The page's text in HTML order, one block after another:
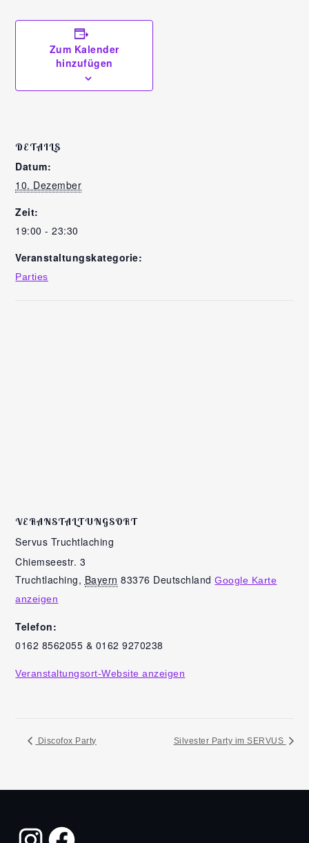
Zum Kalender
hinzufügen
DETAILS
Datum:
10. Dezember
Zeit:
19:00 - 23:30
Veranstaltungskategorie:
Parties
VERANSTALTUNGSORT
Servus Truchtlaching
Chiemseestr. 3
Truchtlaching, Bayern 83376 Deutschland Google Karte
anzeigen
Telefon:
0162 8562055 & 0162 9270238
Veranstaltungsort-Website anzeigen
Discofox Party Silvester Party im SERVUS